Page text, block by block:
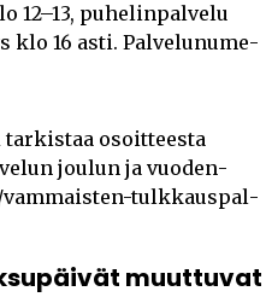
12–13, pu­he­lin­pal­ve­lu
klo 16 as­ti. Pal­ve­lu­nu­me­
osoit­tees­ta
jou­lun ja vuo­den­
vam­mais­ten-tulk­kaus­pal­
muuttuvat